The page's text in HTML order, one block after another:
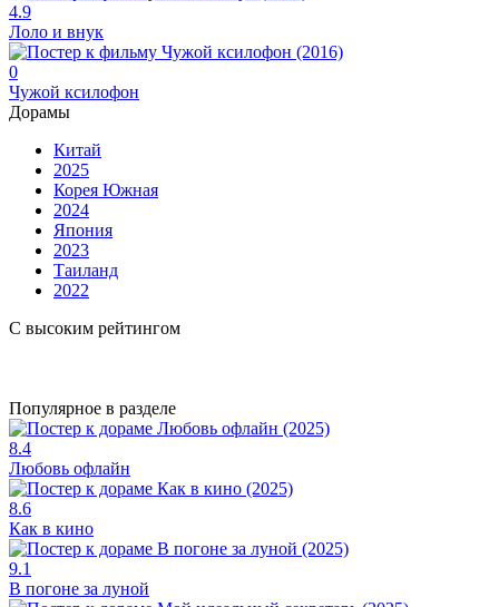
4.9
Лоло и внук
0
Чужой ксилофон
Дорамы
Китай
2025
Корея Южная
2024
Япония
2023
Таиланд
2022
С высоким рейтингом
Популярное в разделе
8.4
Любовь офлайн
8.6
Как в кино
9.1
В погоне за луной